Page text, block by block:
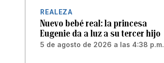
REALEZA
Nuevo bebé real: la princesa
Eugenie da a luz a su tercer hijo
5 de agosto de 2026 a las 4:38 p.m.